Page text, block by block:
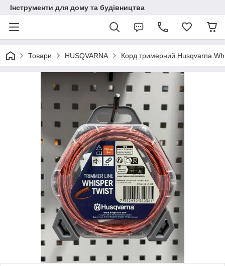
Інструменти для дому та будівництва
Товари HUSQVARNA Корд тримерний Husqvarna